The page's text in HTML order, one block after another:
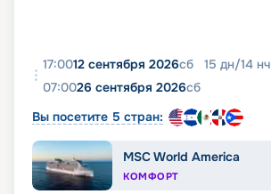
17:0012 сентября 2026сб 15 дн/14 нч
07:0026 сентября 2026сб
Вы посетите 5 стран:
MSC World America
КОМФОРТ